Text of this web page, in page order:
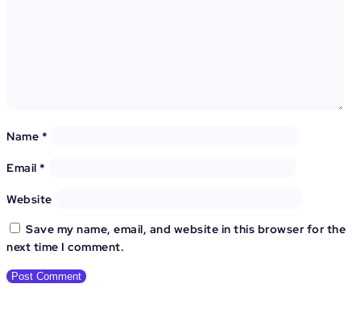
Name *
Email *
Website
Save my name, email, and website in this browser for the
next time I comment.